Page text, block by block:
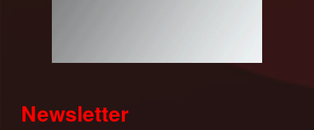
Newsletter